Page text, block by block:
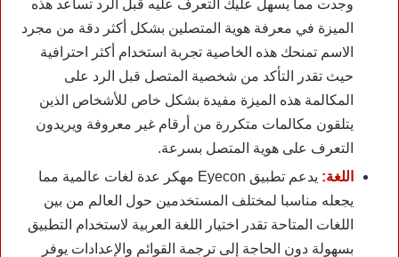
وجدت مما يسهل عليك التعرف عليه قبل الرد تساعد هذه
الميزة في معرفة هوية المتصلين بشكل أكثر دقة من مجرد
الاسم تمنحك هذه الخاصية تجربة استخدام أكثر احترافية
حيث تقدر التأكد من شخصية المتصل قبل الرد على
المكالمة هذه الميزة مفيدة بشكل خاص للأشخاص الذين
يتلقون مكالمات متكررة من أرقام غير معروفة ويريدون
التعرف على هوية المتصل بسرعة.
اللغة:
يدعم تطبيق Eyecon مهكر عدة لغات عالمية مما
يجعله مناسبا لمختلف المستخدمين حول العالم من بين
اللغات المتاحة تقدر اختيار اللغة العربية لاستخدام التطبيق
بسهولة دون الحاجة إلى ترجمة القوائم والإعدادات يوفر